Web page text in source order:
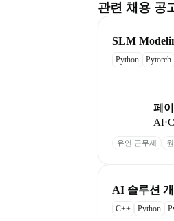
관련 채용 공
﻿SLM
Python
Pytorch
페
유연 근무제
AI 솔루션 개
C++
Python